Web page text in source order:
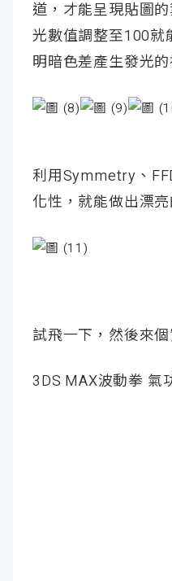
道，才能呈現貼圖
光數值調整至100就
明暗色差產生發光的
利用Symmetry、
化性，就能做出漂亮
試飛一下，然後來個
3DS MAX波動拳 氣